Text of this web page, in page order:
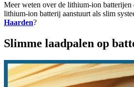
Meer weten over de lithium-ion batterijen
lithium-ion batterij aanstuurt als slim
Haarden?
Slimme laadpalen op